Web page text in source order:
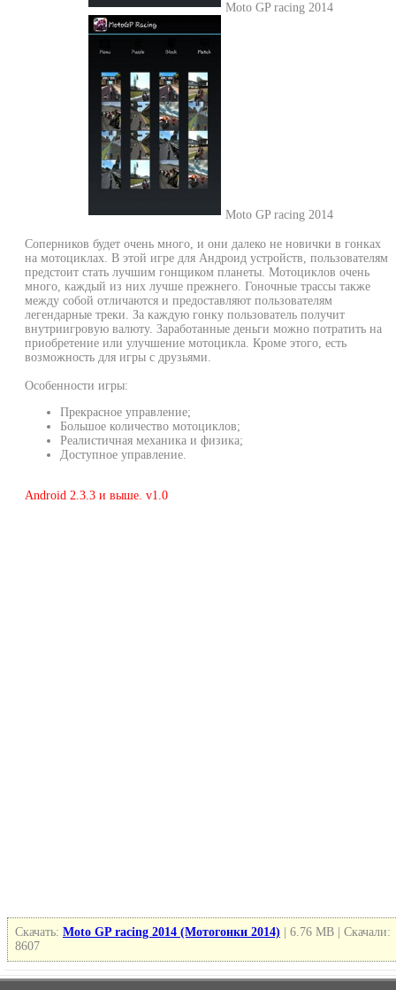
Moto GP racing 2014
Moto GP racing 2014
Соперников будет очень много, и они далеко не новички в гонках
на мотоциклах. В этой игре для Андроид устройств, пользователям
предстоит стать лучшим гонщиком планеты. Мотоциклов очень
много, каждый из них лучше прежнего. Гоночные трассы также
между собой отличаются и предоставляют пользователям
легендарные треки. За каждую гонку пользователь получит
внутриигровую валюту. Заработанные деньги можно потратить на
приобретение или улучшение мотоцикла. Кроме этого, есть
возможность для игры с друзьями.
Особенности игры:
Прекрасное управление;
Большое количество мотоциклов;
Реалистичная механика и физика;
Доступное управление.
Android 2.3.3 и выше. v1.0
Скачать: Moto GP racing 2014 (Мотогонки 2014) | 6.76 MB | Скачали:
8607